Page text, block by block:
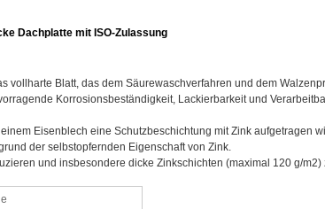
Dachplatte mit ISO-Zulassung
Blatt, das dem Säurewaschverfahren und dem
Korrosionsbeständigkeit, Lackierbarkeit und
Eisenblech eine Schutzbeschichtung mit Zink aufgetragen
der selbstopfernden Eigenschaft von Zink.
und insbesondere dicke Zinkschichten (maximal 120 g/